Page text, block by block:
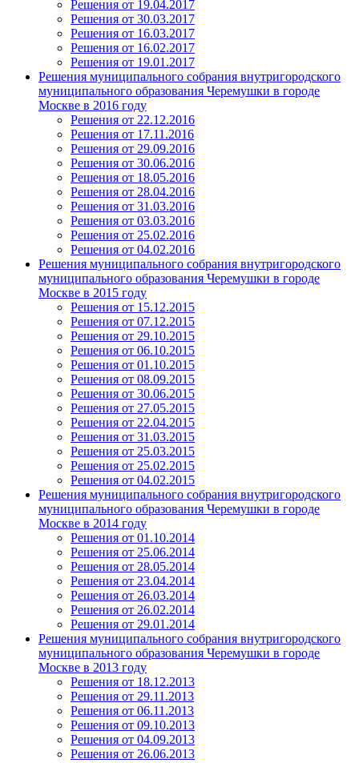
Решения от 19.04.2017
Решения от 30.03.2017
Решения от 16.03.2017
Решения от 16.02.2017
Решения от 19.01.2017
Решения муниципального собрания внутригородского
муниципального образования Черемушки в городе
Москве в 2016 году
Решения от 22.12.2016
Решения от 17.11.2016
Решения от 29.09.2016
Решения от 30.06.2016
Решения от 18.05.2016
Решения от 28.04.2016
Решения от 31.03.2016
Решения от 03.03.2016
Решения от 25.02.2016
Решения от 04.02.2016
Решения муниципального собрания внутригородского
муниципального образования Черемушки в городе
Москве в 2015 году
Решения от 15.12.2015
Решения от 07.12.2015
Решения от 29.10.2015
Решения от 06.10.2015
Решения от 01.10.2015
Решения от 08.09.2015
Решения от 30.06.2015
Решения от 27.05.2015
Решения от 22.04.2015
Решения от 31.03.2015
Решения от 25.03.2015
Решения от 25.02.2015
Решения от 04.02.2015
Решения муниципального собрания внутригородского
муниципального образования Черемушки в городе
Москве в 2014 году
Решения от 01.10.2014
Решения от 25.06.2014
Решения от 28.05.2014
Решения от 23.04.2014
Решения от 26.03.2014
Решения от 26.02.2014
Решения от 29.01.2014
Решения муниципального собрания внутригородского
муниципального образования Черемушки в городе
Москве в 2013 году
Решения от 18.12.2013
Решения от 29.11.2013
Решения от 06.11.2013
Решения от 09.10.2013
Решения от 04.09.2013
Решения от 26.06.2013